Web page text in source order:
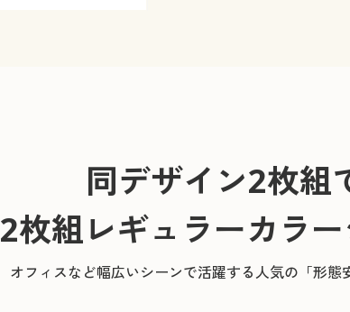
同デザイン2枚組
2枚組レギュラーカラ
オフィスなど幅広いシーンで活躍する人気の「形態